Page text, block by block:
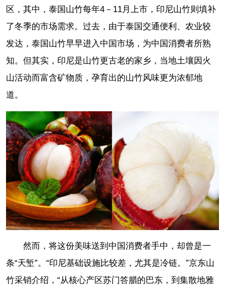
区，其中，泰国山竹每年4－11月上市，印尼山竹则填补
了冬季的市场需求。过去，由于泰国交通便利、农业较
发达，泰国山竹早早进入中国市场，为中国消费者所熟
知。但其实，印尼是山竹更古老的家乡，当地土壤因火
山活动而富含矿物质，孕育出的山竹风味更为浓郁地
道。
然而，将这份美味送到中国消费者手中，却曾是一
条“天堑”。“印尼基础设施比较差，尤其是冷链。”京东山
竹采销介绍，“从核心产区苏门答腊的巴东，到集散地雅